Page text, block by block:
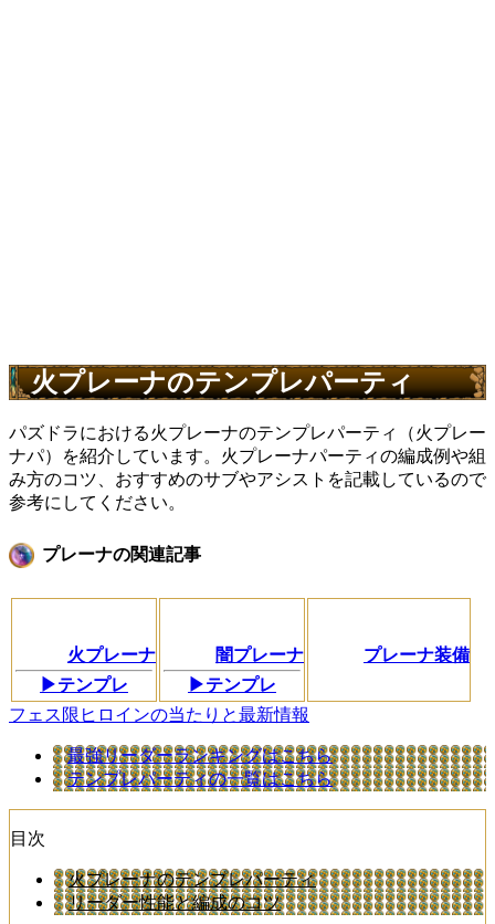
火プレーナのテンプレパーティ
パズドラにおける火プレーナのテンプレパーティ（火プレー
ナパ）を紹介しています。火プレーナパーティの編成例や組
み方のコツ、おすすめのサブやアシストを記載しているので
参考にしてください。
プレーナの関連記事
火プレーナ
▶テンプレ
闇プレーナ
▶テンプレ
プレーナ装備
フェス限ヒロインの当たりと最新情報
最強リーダーランキングはこちら
テンプレパーティの一覧はこちら
目次
火プレーナのテンプレパーティ
リーダー性能と編成のコツ